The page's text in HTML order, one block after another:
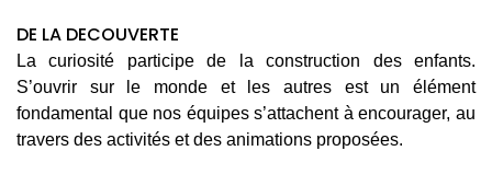
DE LA DECOUVERTE
La curiosité participe de la construction des enfants.
S’ouvrir sur le monde et les autres est un élément
fondamental que nos équipes s’attachent à encourager, au
travers des activités et des animations proposées.